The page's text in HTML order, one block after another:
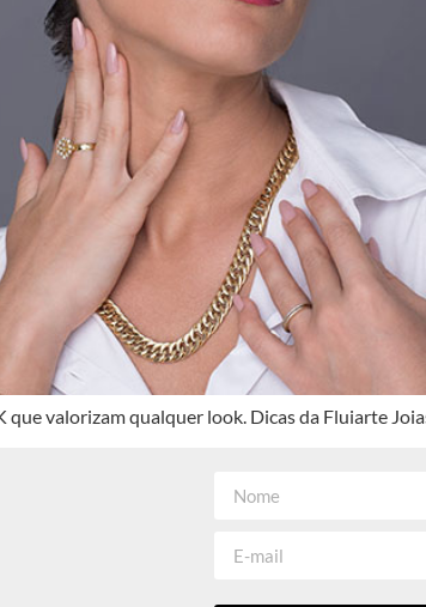
valorizam qualquer look. Dicas da Fluiarte